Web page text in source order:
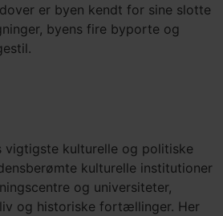
er byen kendt for sine slotte
byens fire byporte og
vigtigste kulturelle og politiske
kulturelle institutioner
og universiteter,
og historiske fortællinger. Her